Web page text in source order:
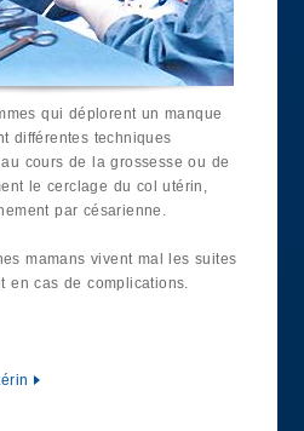
qui déplorent un manque
différentes techniques
cours de la grossesse ou de
le cerclage du col utérin,
par césarienne.
mamans vivent mal les suites
en cas de complications.